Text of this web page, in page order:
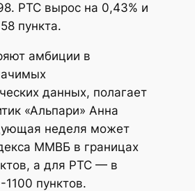
РТС вырос на 0,43% и
пункта.
амбиции в
данных, полагает
«Альпари» Анна
неделя может
ММВБ в границах
а для РТС — в
пунктов.